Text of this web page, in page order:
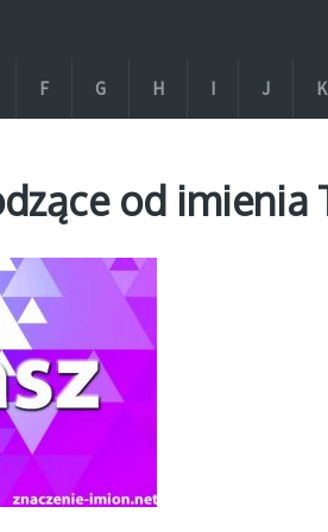
F G H I J K
od imienia